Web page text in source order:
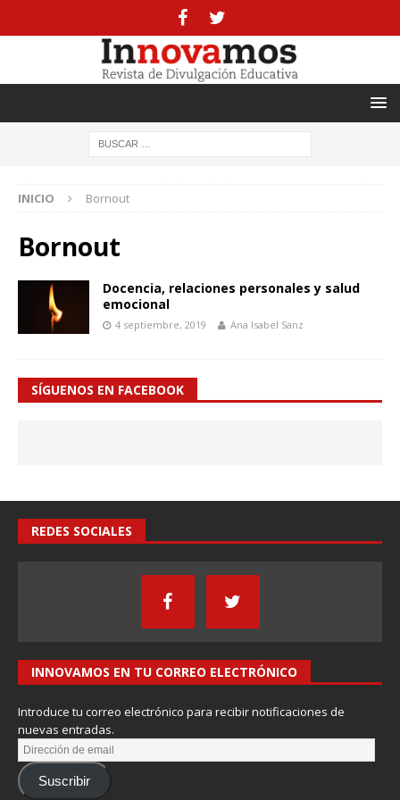
INICIO Bornout
Bornout
Docencia, relaciones personales y salud
emocional
4 septiembre, 2019 Ana Isabel Sanz
SÍGUENOS EN FACEBOOK
REDES SOCIALES
INNOVAMOS EN TU CORREO ELECTRÓNICO
Introduce tu correo electrónico para recibir notificaciones de
nuevas entradas.
Suscribir